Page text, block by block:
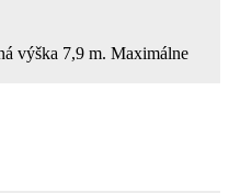
výška 7,9 m. Maximálne